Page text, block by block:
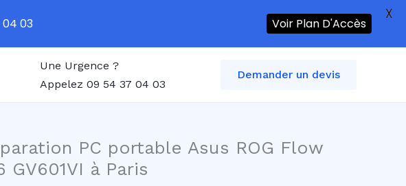
Une Urgence ?
Appelez 09 54 37 04 03
Demander un devis
PC portable Asus ROG Flow
GV601VI à Paris
04 03 Voir Plan D'Accès
X